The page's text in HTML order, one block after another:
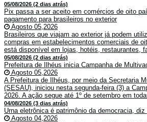
05/08/2026 (2 dias atrás)
Pix passa a ser aceito em comércios de oito
pagamento para brasileiros no exterior
Agosto 05,2026
Brasileiros que viajam ao exterior já podem
compras em estabelecimentos comerciais de
está disponível em lojas, hotéis, restaurantes,
05/08/2026 (2 dias atrás)
Prefeitura de Ilhéus inicia Campanha de
Agosto 05,2026
A Prefeitura de Ilhéus, por meio da Secretaria
(SESAU), iniciou nesta segunda-feira (3) a
2026. A ação segue até 1º de setembro em
04/08/2026 (3 dias atrás)
Urna eletrônica é patrimônio da democracia,
Agosto 04,2026